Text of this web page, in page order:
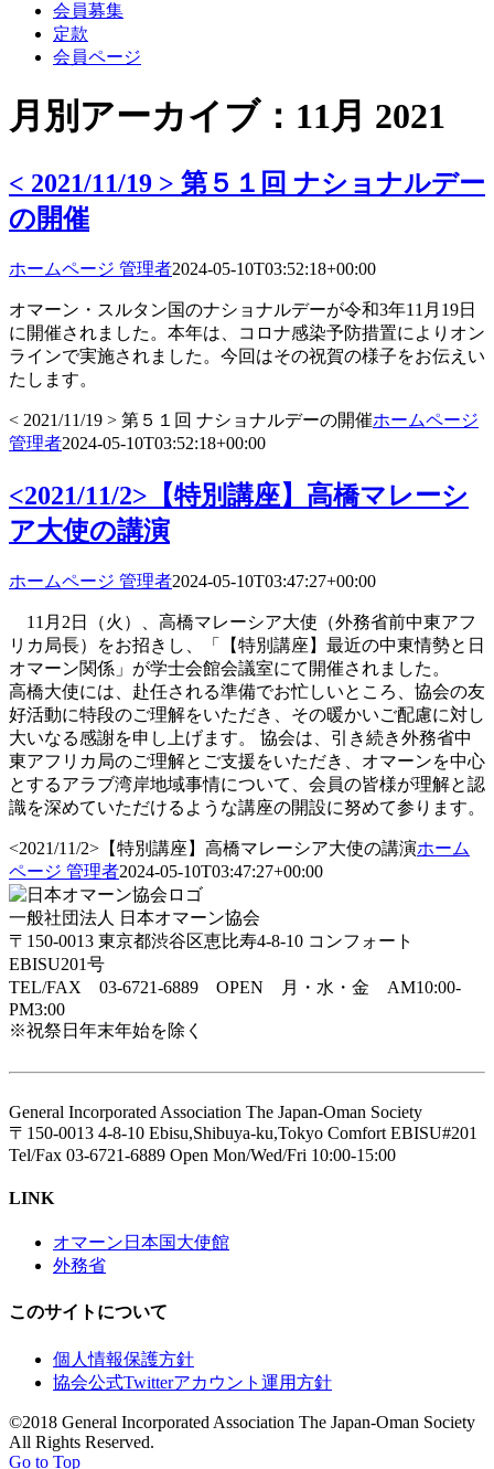
会員募集
定款
会員ページ
月別アーカイブ： 11月 2021
< 2021/11/19 > 第５１回 ナショナルデー
の開催
ホームページ 管理者2024-05-10T03:52:18+00:00
オマーン・スルタン国のナショナルデーが令和3年11月19日
に開催されました。本年は、コロナ感染予防措置によりオン
ラインで実施されました。今回はその祝賀の様子をお伝えい
たします。
< 2021/11/19 > 第５１回 ナショナルデーの開催ホームページ
管理者2024-05-10T03:52:18+00:00
<2021/11/2>【特別講座】高橋マレーシ
ア大使の講演
ホームページ 管理者2024-05-10T03:47:27+00:00
11月2日（火）、高橋マレーシア大使（外務省前中東アフ
リカ局長）をお招きし、「【特別講座】最近の中東情勢と日
オマーン関係」が学士会館会議室にて開催されました。
高橋大使には、赴任される準備でお忙しいところ、協会の友
好活動に特段のご理解をいただき、その暖かいご配慮に対し
大いなる感謝を申し上げます。 協会は、引き続き外務省中
東アフリカ局のご理解とご支援をいただき、オマーンを中心
とするアラブ湾岸地域事情について、会員の皆様が理解と認
識を深めていただけるような講座の開設に努めて参ります。
<2021/11/2>【特別講座】高橋マレーシア大使の講演ホーム
ページ 管理者2024-05-10T03:47:27+00:00
一般社団法人 日本オマーン協会
〒150-0013 東京都渋谷区恵比寿4-8-10 コンフォート
EBISU201号
TEL/FAX 03-6721-6889 OPEN 月・水・金 AM10:00-
PM3:00
※祝祭日年末年始を除く
General Incorporated Association The Japan-Oman Society
〒150-0013 4-8-10 Ebisu,Shibuya-ku,Tokyo Comfort EBISU#201
Tel/Fax 03-6721-6889 Open Mon/Wed/Fri 10:00-15:00
LINK
オマーン日本国大使館
外務省
このサイトについて
個人情報保護方針
協会公式Twitterアカウント運用方針
©2018 General Incorporated Association The Japan-Oman Society
All Rights Reserved.
Go to Top